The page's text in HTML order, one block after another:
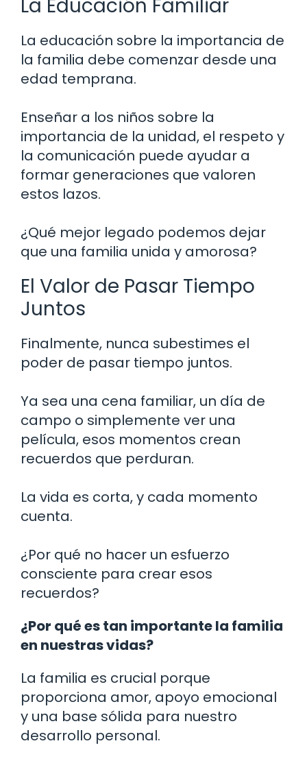
La Educación Familiar
La educación sobre la importancia de
la familia debe comenzar desde una
edad temprana.
Enseñar a los niños sobre la
importancia de la unidad, el respeto y
la comunicación puede ayudar a
formar generaciones que valoren
estos lazos.
¿Qué mejor legado podemos dejar
que una familia unida y amorosa?
El Valor de Pasar Tiempo
Juntos
Finalmente, nunca subestimes el
poder de pasar tiempo juntos.
Ya sea una cena familiar, un día de
campo o simplemente ver una
película, esos momentos crean
recuerdos que perduran.
La vida es corta, y cada momento
cuenta.
¿Por qué no hacer un esfuerzo
consciente para crear esos
recuerdos?
¿Por qué es tan importante la familia
en nuestras vidas?
La familia es crucial porque
proporciona amor, apoyo emocional
y una base sólida para nuestro
desarrollo personal.